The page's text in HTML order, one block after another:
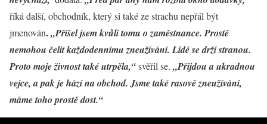
říká další, obchodník, který si také ze strachu nepřál být
jmenován.„Přišel jsem kvůli tomu o zaměstnance. Prostě
nemohou čelit každodennímu zneužívání. Lidé se drží stranou.
Proto moje živnost také utrpěla,“svěřil se. „Přijdou a ukradnou
vejce, a pak je hází na obchod. Jsme také rasově zneužíváni,
máme toho prostě dost.“